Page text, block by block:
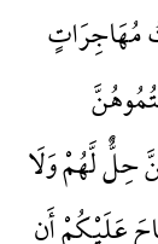
مُهَاجِرَاتٍ
حِلٌّ لَّهُمْ وَلَا
عَلَيْكُمْ أَن